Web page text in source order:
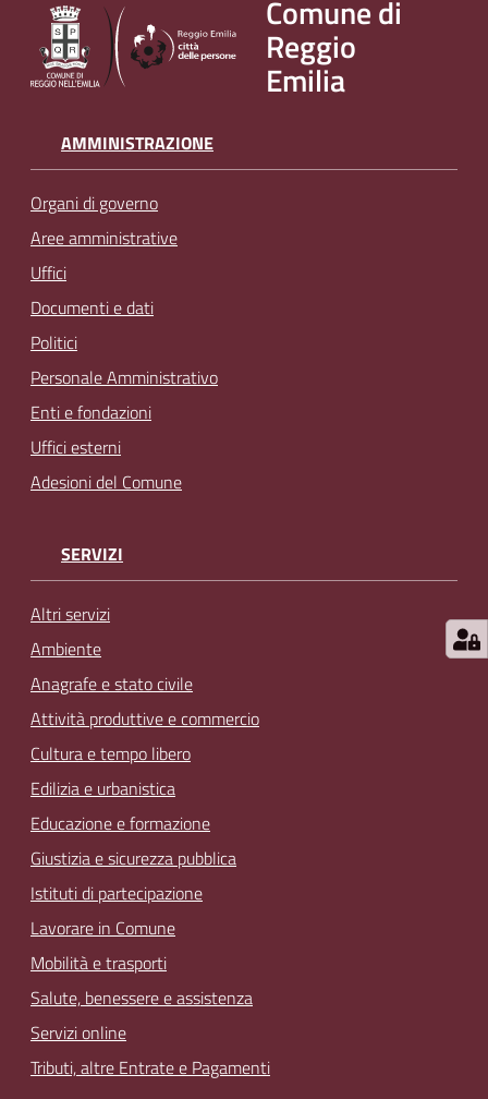
t
Seguici
su
Comune di
Reggio
Emilia
AMMINISTRAZIONE
Organi di governo
Aree amministrative
Uffici
Documenti e dati
Politici
Personale Amministrativo
Enti e fondazioni
Uffici esterni
Adesioni del Comune
SERVIZI
Altri servizi
Ambiente
Anagrafe e stato civile
Attività produttive e commercio
Cultura e tempo libero
Edilizia e urbanistica
Educazione e formazione
Giustizia e sicurezza pubblica
Istituti di partecipazione
Lavorare in Comune
Mobilità e trasporti
Salute, benessere e assistenza
Servizi online
Tributi, altre Entrate e Pagamenti